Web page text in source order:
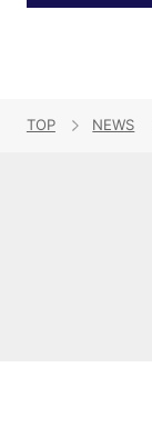
TOP NEWS